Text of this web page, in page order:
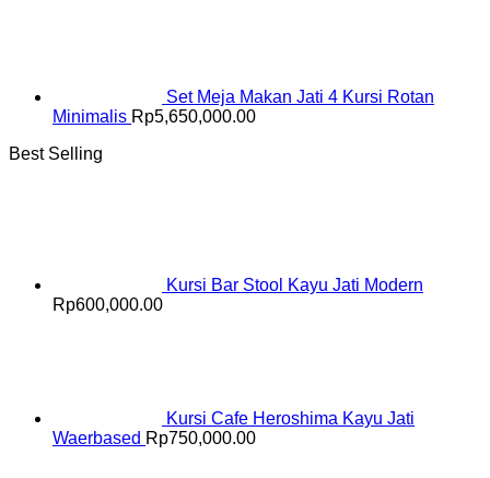
Set Meja Makan Jati 4 Kursi Rotan
Minimalis Rp5,650,000.00
Best Selling
Kursi Bar Stool Kayu Jati Modern
Rp600,000.00
Kursi Cafe Heroshima Kayu Jati
Waerbased Rp750,000.00